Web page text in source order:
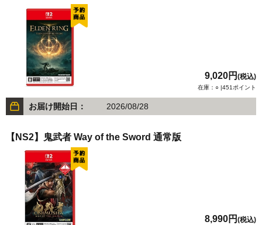
9,020円 (税込)
在庫：○ |451ポイント
お届け開始日： 2026/08/28
【NS2】鬼武者 Way of the Sword 通常版
8,990円 (税込)